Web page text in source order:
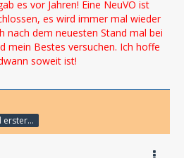
es vor Jahren! Eine NeuVÖ ist
es wird immer mal wieder
nach dem neuesten Stand mal bei
mein Bestes versuchen. Ich hoffe
soweit ist!
Geisterjäger und erster Detektiv